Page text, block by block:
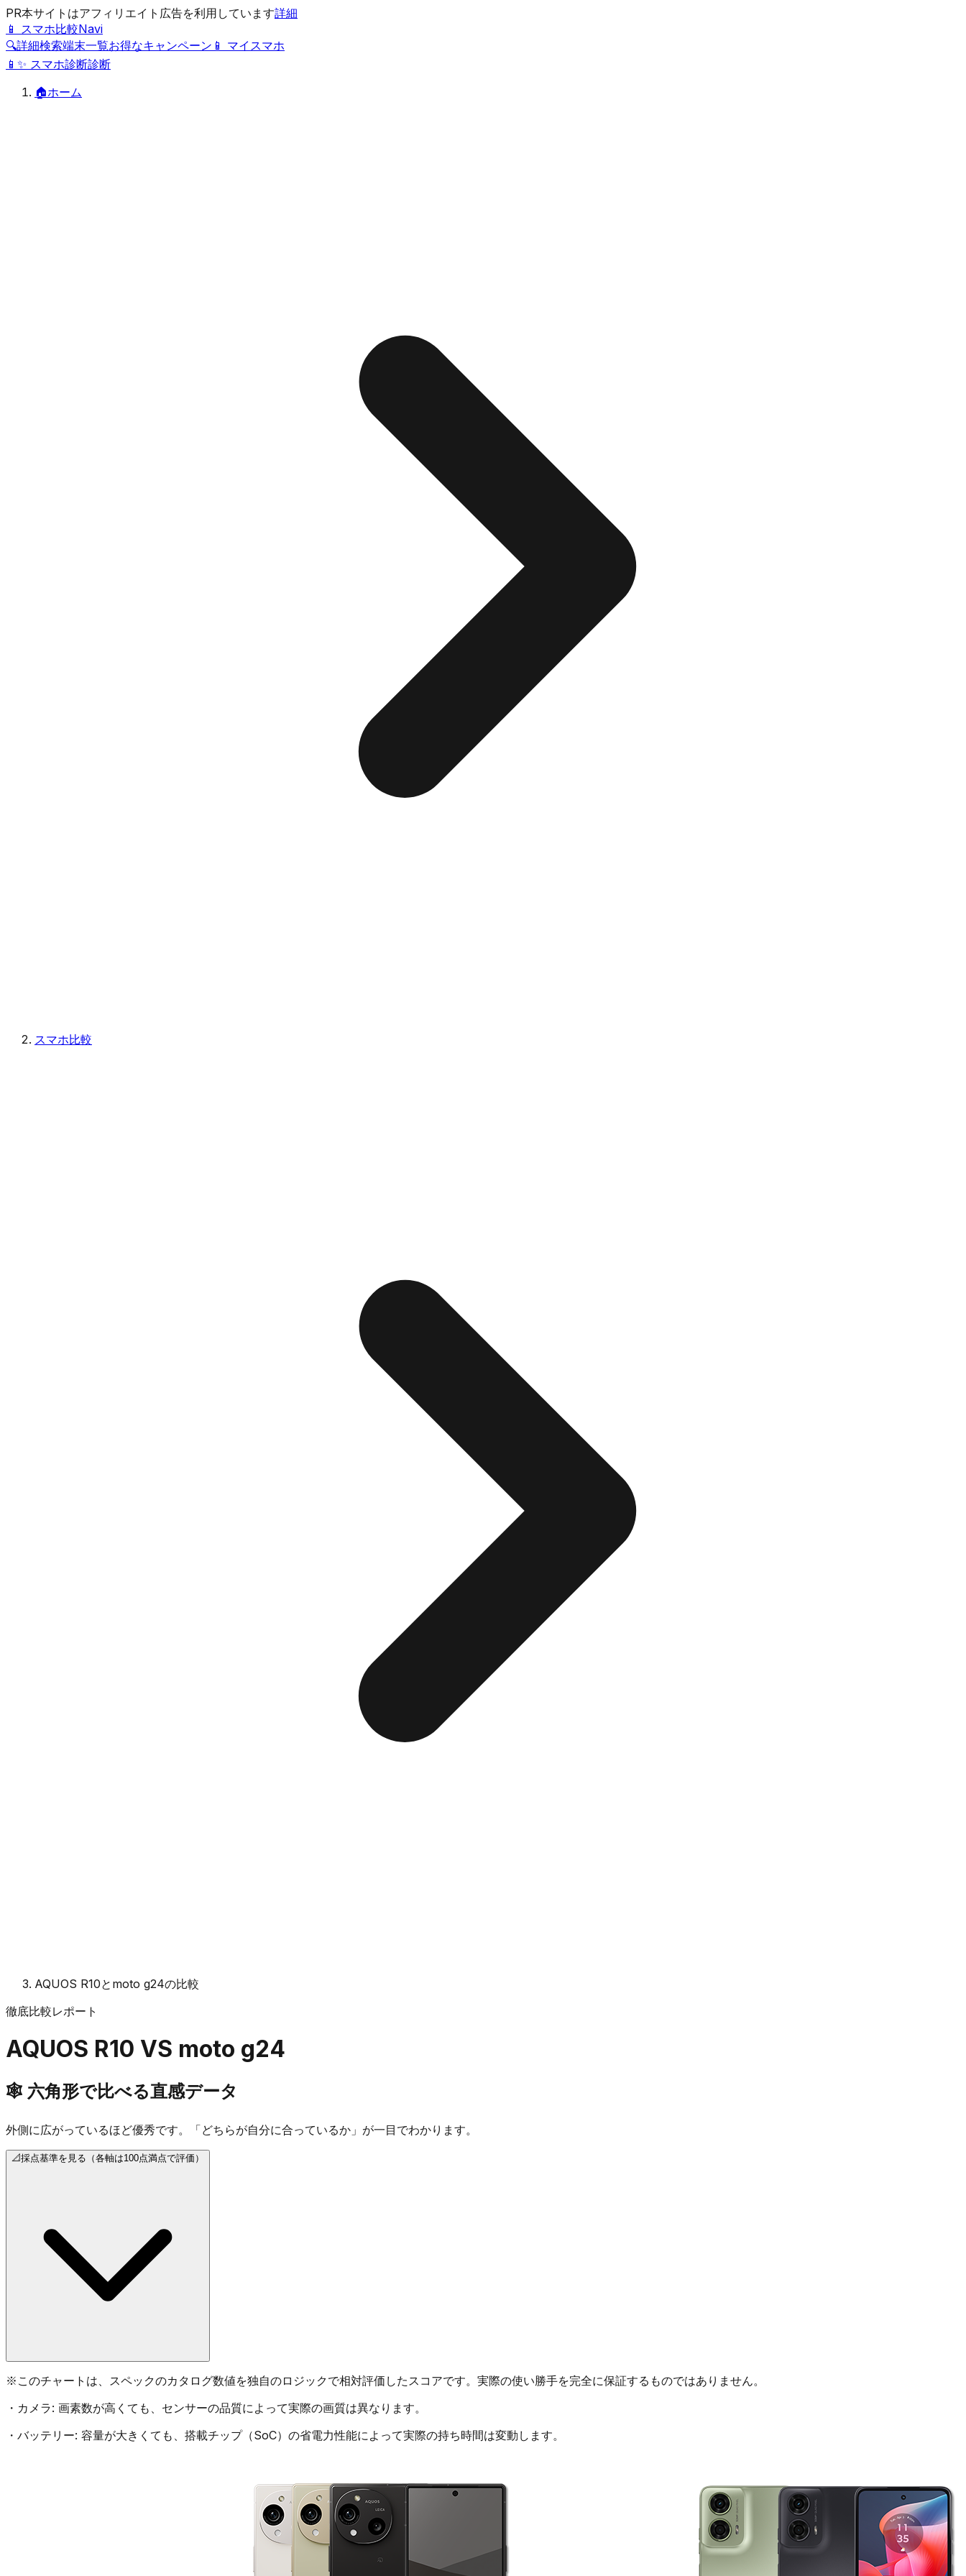
PR本サイトはアフィリエイト広告を利用しています詳細
📱 スマホ比較Navi
🔍詳細検索端末一覧お得なキャンペーン 📱 マイスマホ
📱 ✨ スマホ診断診断
🏠ホーム
スマホ比較
AQUOS R10とmoto g24の比較
徹底比較レポート
AQUOS R10 VS moto g24
🕸️ 六角形で比べる直感データ
外側に広がっているほど優秀です。「どちらが自分に合っているか」が一目でわかります。
📐採点基準を見る（各軸は100点満点で評価）
※ このチャートは、スペックのカタログ数値を独自のロジックで相対評価したスコアです。実際の使い勝手を完全に保証するものではありません。
・ カメラ: 画素数が高くても、センサーの品質によって実際の画質は異なります。
・ バッテリー: 容量が大きくても、搭載チップ（SoC）の省電力性能によって実際の持ち時間は変動します。